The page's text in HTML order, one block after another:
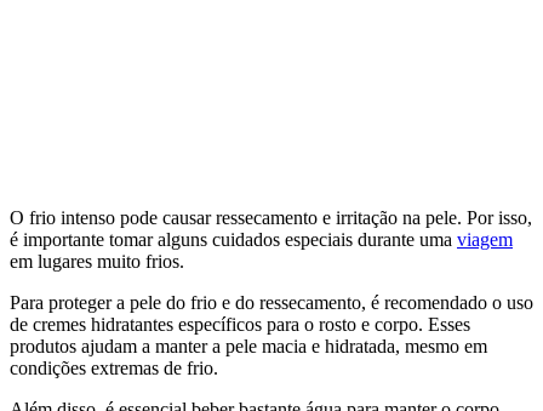
O frio intenso pode causar ressecamento e irritação na pele. Por isso,
é importante tomar alguns cuidados especiais durante uma viagem
em lugares muito frios.
Para proteger a pele do frio e do ressecamento, é recomendado o uso
de cremes hidratantes específicos para o rosto e corpo. Esses
produtos ajudam a manter a pele macia e hidratada, mesmo em
condições extremas de frio.